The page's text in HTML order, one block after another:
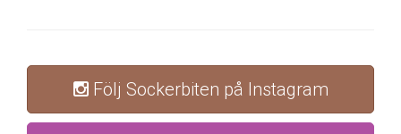
Följ Sockerbiten på Instagram